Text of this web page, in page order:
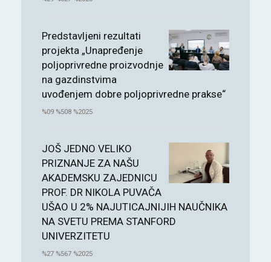
Predstavljeni rezultati
projekta „Unapređenje
poljoprivredne proizvodnje
na gazdinstvima
uvođenjem dobre poljoprivredne prakse“
%09 %508 %2025
JOŠ JEDNO VELIKO
PRIZNANJE ZA NAŠU
AKADEMSKU ZAJEDNICU
PROF. DR NIKOLA PUVAČA
UŠAO U 2% NAJUTICAJNIJIH NAUČNIKA
NA SVETU PREMA STANFORD
UNIVERZITETU
%27 %567 %2025